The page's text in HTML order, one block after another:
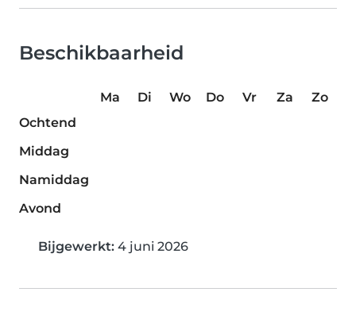
Beschikbaarheid
Ma Di Wo Do Vr Za
Zo
Ochtend
Middag
Namiddag
Avond
Bijgewerkt: 4 juni 2026